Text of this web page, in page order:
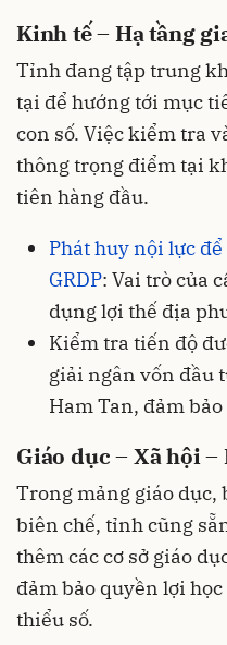
Kinh tế – Hạ tầng
Tỉnh đang tập trung
tại để hướng tới mục
con số. Việc kiểm tra
thông trọng điểm tại
tiên hàng đầu.
Phát huy nội lực
GRDP: Vai trò của
dụng lợi thế địa
Kiểm tra tiến độ
giải ngân vốn đầu
Ham Tan, đảm
Giáo dục – Xã hội –
Trong mảng giáo
biên chế, tỉnh cũng
thêm các cơ sở giáo
đảm bảo quyền lợi
thiểu số.